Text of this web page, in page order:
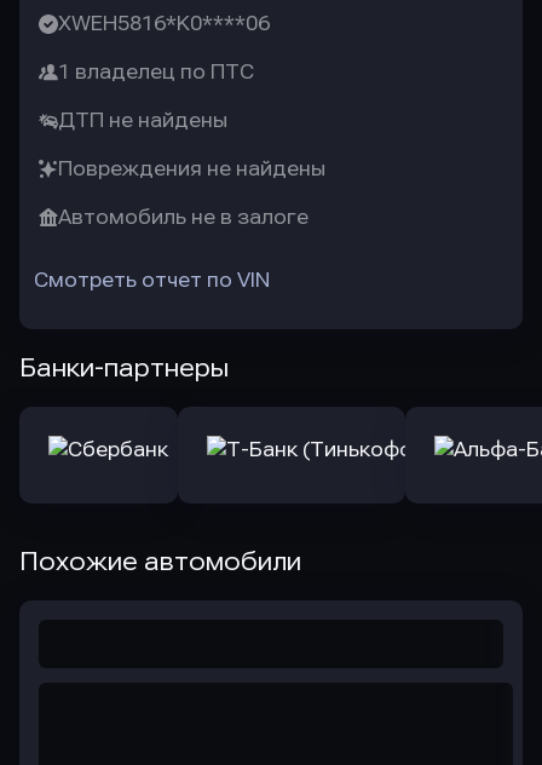
XWEH5816*K0****06
1 владелец по ПТС
ДТП не найдены
Повреждения не найдены
Автомобиль не в залоге
Смотреть отчет по VIN
Банки-партнеры
Похожие автомобили